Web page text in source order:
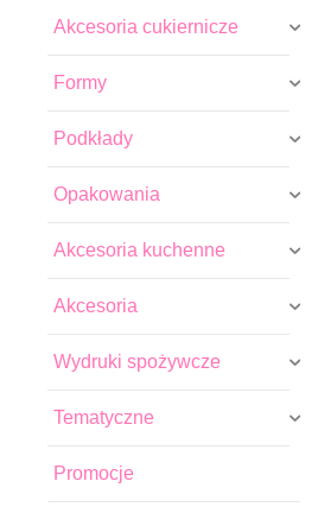
Akcesoria cukiernicze
Formy
Podkłady
Opakowania
Akcesoria kuchenne
Akcesoria
Wydruki spożywcze
Tematyczne
Promocje